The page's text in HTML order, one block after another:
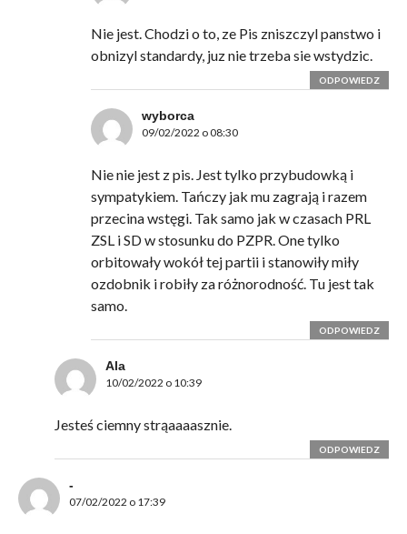
Nie jest. Chodzi o to, ze Pis zniszczyl panstwo i
obnizyl standardy, juz nie trzeba sie wstydzic.
ODPOWIEDZ
wyborca
09/02/2022 o 08:30
Nie nie jest z pis. Jest tylko przybudowką i
sympatykiem. Tańczy jak mu zagrają i razem
przecina wstęgi. Tak samo jak w czasach PRL
ZSL i SD w stosunku do PZPR. One tylko
orbitowały wokół tej partii i stanowiły miły
ozdobnik i robiły za różnorodność. Tu jest tak
samo.
ODPOWIEDZ
Ala
10/02/2022 o 10:39
Jesteś ciemny strąaaaasznie.
ODPOWIEDZ
-
07/02/2022 o 17:39